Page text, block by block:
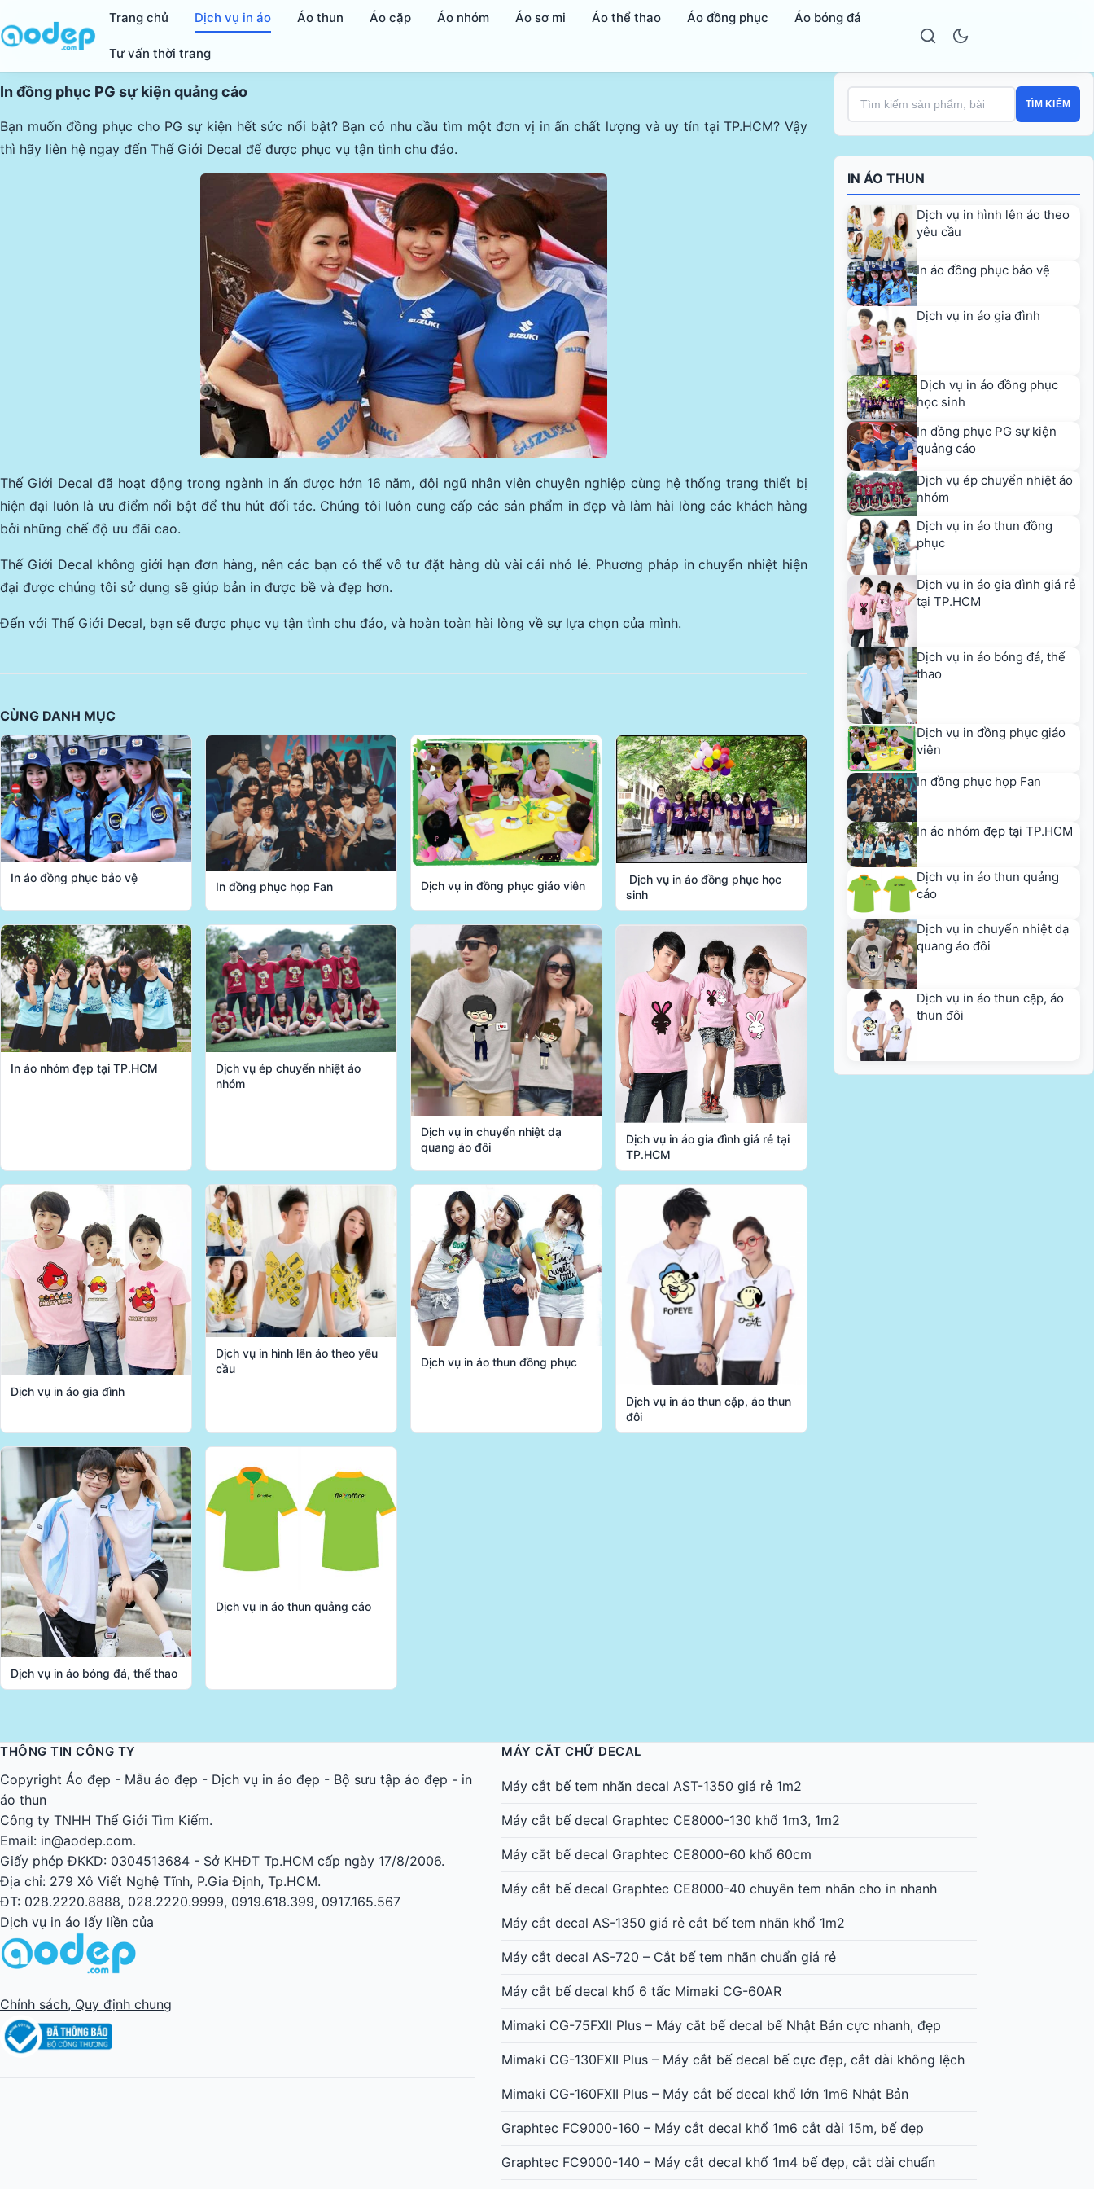
Trang chủ Dịch vụ in áo Áo thun Áo cặp Áo nhóm Áo sơ mi Áo thể thao Áo đồng phục Áo bóng đá
Tư vấn thời trang
In đồng phục PG sự kiện quảng cáo
Bạn muốn đồng phục cho PG sự kiện hết sức nổi bật? Bạn có nhu cầu tìm một đơn vị in ấn chất lượng và uy tín tại TP.HCM? Vậy
thì hãy liên hệ ngay đến Thế Giới Decal để được phục vụ tận tình chu đáo.
Thế Giới Decal đã hoạt động trong ngành in ấn được hớn 16 năm, đội ngũ nhân viên chuyên nghiệp cùng hệ thống trang thiết bị
hiện đại luôn là ưu điểm nổi bật để thu hút đối tác. Chúng tôi luôn cung cấp các sản phẩm in đẹp và làm hài lòng các khách hàng
bởi những chế độ ưu đãi cao.
Thế Giới Decal không giới hạn đơn hàng, nên các bạn có thể vô tư đặt hàng dù vài cái nhỏ lẻ. Phương pháp in chuyển nhiệt hiện
đại được chúng tôi sử dụng sẽ giúp bản in được bề và đẹp hơn.
Đến với Thế Giới Decal, bạn sẽ được phục vụ tận tình chu đáo, và hoàn toàn hài lòng về sự lựa chọn của mình.
CÙNG DANH MỤC
In áo đồng phục bảo vệ
In đồng phục họp Fan Dịch vụ in đồng phục giáo viên
Dịch vụ in áo đồng phục học
sinh
In áo nhóm đẹp tại TP.HCM
Dịch vụ ép chuyển nhiệt áo
nhóm
Dịch vụ in chuyển nhiệt dạ
quang áo đôi
Dịch vụ in áo gia đình giá rẻ tại
TP.HCM
Dịch vụ in áo gia đình
Dịch vụ in hình lên áo theo yêu
cầu
Dịch vụ in áo thun đồng phục
Dịch vụ in áo thun cặp, áo thun
đôi
Dịch vụ in áo bóng đá, thể thao
Dịch vụ in áo thun quảng cáo
TÌM KIẾM
IN ÁO THUN
Dịch vụ in hình lên áo theo
yêu cầu
In áo đồng phục bảo vệ
Dịch vụ in áo gia đình
Dịch vụ in áo đồng phục
học sinh
In đồng phục PG sự kiện
quảng cáo
Dịch vụ ép chuyển nhiệt áo
nhóm
Dịch vụ in áo thun đồng
phục
Dịch vụ in áo gia đình giá rẻ
tại TP.HCM
Dịch vụ in áo bóng đá, thể
thao
Dịch vụ in đồng phục giáo
viên
In đồng phục họp Fan
In áo nhóm đẹp tại TP.HCM
Dịch vụ in áo thun quảng
cáo
Dịch vụ in chuyển nhiệt dạ
quang áo đôi
Dịch vụ in áo thun cặp, áo
thun đôi
THÔNG TIN CÔNG TY
Copyright Áo đẹp - Mẫu áo đẹp - Dịch vụ in áo đẹp - Bộ sưu tập áo đẹp - in
áo thun
Công ty TNHH Thế Giới Tìm Kiếm.
Email: in@aodep.com.
Giấy phép ĐKKD: 0304513684 - Sở KHĐT Tp.HCM cấp ngày 17/8/2006.
Địa chỉ: 279 Xô Viết Nghệ Tĩnh, P.Gia Định, Tp.HCM.
ĐT: 028.2220.8888, 028.2220.9999, 0919.618.399, 0917.165.567
Dịch vụ in áo lấy liền của
Chính sách, Quy định chung
MÁY CẮT CHỮ DECAL
Máy cắt bế tem nhãn decal AST-1350 giá rẻ 1m2
Máy cắt bế decal Graphtec CE8000-130 khổ 1m3, 1m2
Máy cắt bế decal Graphtec CE8000-60 khổ 60cm
Máy cắt bế decal Graphtec CE8000-40 chuyên tem nhãn cho in nhanh
Máy cắt decal AS-1350 giá rẻ cắt bế tem nhãn khổ 1m2
Máy cắt decal AS-720 – Cắt bế tem nhãn chuẩn giá rẻ
Máy cắt bế decal khổ 6 tấc Mimaki CG-60AR
Mimaki CG-75FXII Plus – Máy cắt bế decal bế Nhật Bản cực nhanh, đẹp
Mimaki CG-130FXII Plus – Máy cắt bế decal bế cực đẹp, cắt dài không lệch
Mimaki CG-160FXII Plus – Máy cắt bế decal khổ lớn 1m6 Nhật Bản
Graphtec FC9000-160 – Máy cắt decal khổ 1m6 cắt dài 15m, bế đẹp
Graphtec FC9000-140 – Máy cắt decal khổ 1m4 bế đẹp, cắt dài chuẩn